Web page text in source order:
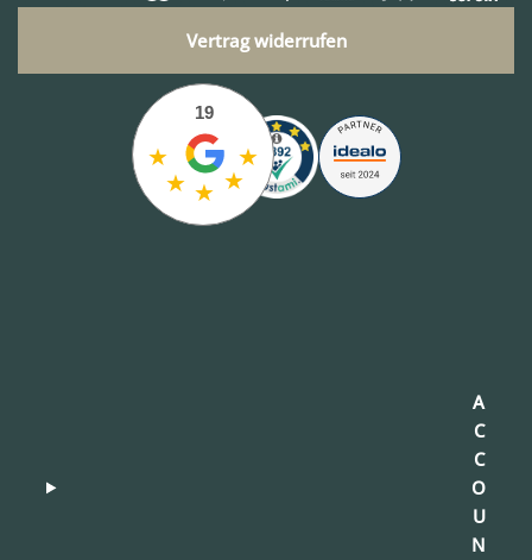
Vertrag widerrufen
★
★ ★ ★
★
19
A
C
C
O
U
N